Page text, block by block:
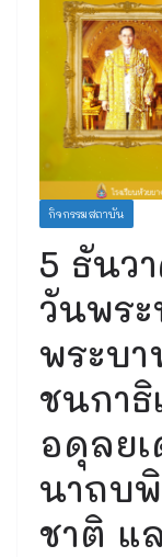
กิจกรรมสถาบัน
5 ธันว
วันพร
พระบ
ชนกา
อดุลย
นาถบ
ชาติ แ